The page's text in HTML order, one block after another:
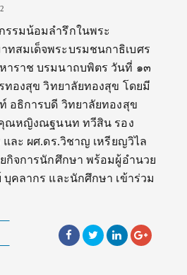
รรมน้อมลำรึกในพระ
สมเด็จพระบรมชนกาธิเบศร
าราช บรมนาถบพิตร วันที่ ๑๓
ทองสุข วิทยาลัยทองสุข โดยมี
อธิการบดี วิทยาลัยทองสุข
ณหญิงณฐนนท ทวีสิน รอง
ละ ผศ.ดร.วิชาญ เหรียญวิไล
กิจการนักศึกษา พร้อมผู้อำนวย
คลากร และนักศึกษา เข้าร่วม